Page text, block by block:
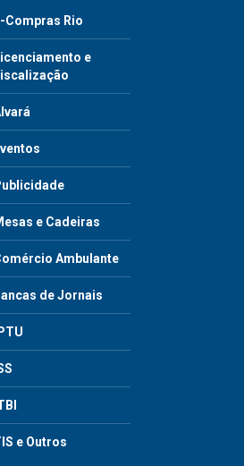
Compras Rio
e
e Cadeiras
Ambulante
de Jornais
IPTU
e Outros